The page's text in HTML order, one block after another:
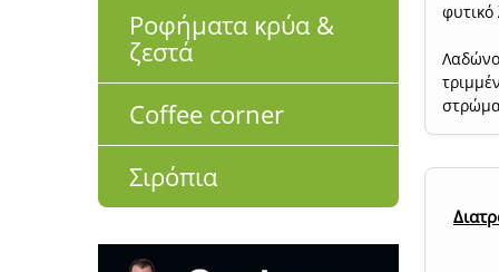
Ροφήματα κρύα &
ζεστά
Coffee corner
Σιρόπια
φυτικό